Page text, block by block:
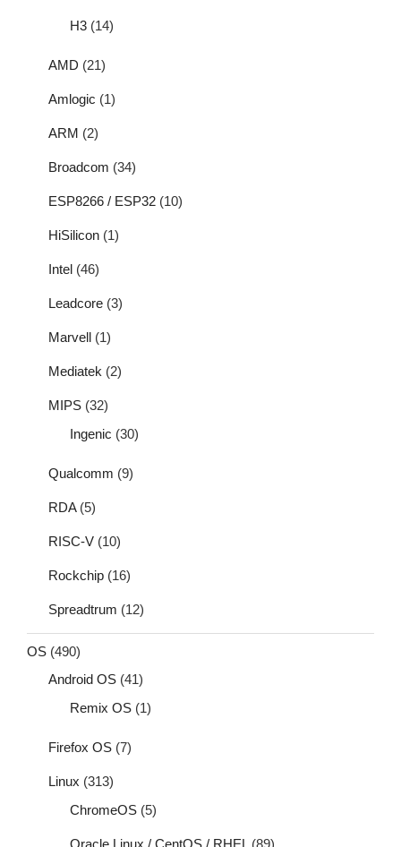
H3 (14)
AMD (21)
Amlogic (1)
ARM (2)
Broadcom (34)
ESP8266 / ESP32 (10)
HiSilicon (1)
Intel (46)
Leadcore (3)
Marvell (1)
Mediatek (2)
MIPS (32)
Ingenic (30)
Qualcomm (9)
RDA(5)
RISC-V (10)
Rockchip (16)
Spreadtrum (12)
OS (490)
Android OS (41)
Remix OS (1)
Firefox OS (7)
Linux (313)
ChromeOS (5)
Oracle Linux / CentOS / RHEL (89)